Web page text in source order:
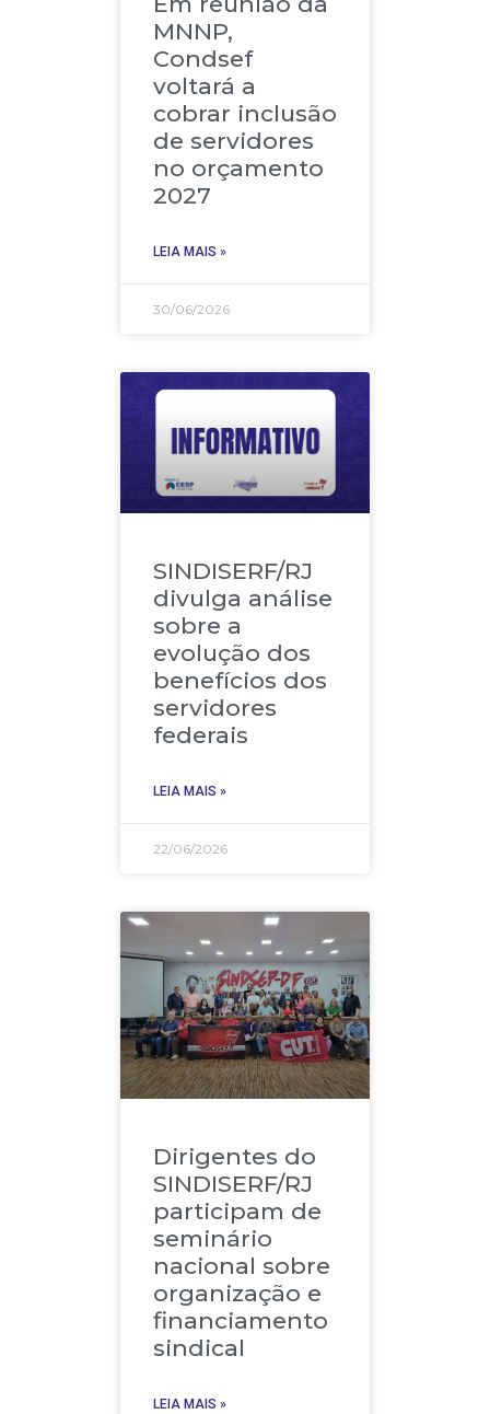
MNNP,
Condsef
voltará a
cobrar inclusão
de servidores
no orçamento
2027
LEIA MAIS »
30/06/2026
SINDISERF/RJ
divulga análise
sobre a
evolução dos
benefícios dos
servidores
federais
LEIA MAIS »
22/06/2026
Dirigentes do
SINDISERF/RJ
participam de
seminário
nacional sobre
organização e
financiamento
sindical
LEIA MAIS »